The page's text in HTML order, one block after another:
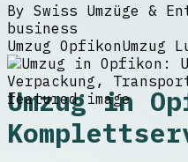
By Swiss Umzüge &
business
Umzug OpfikonUmzug
Umzug in